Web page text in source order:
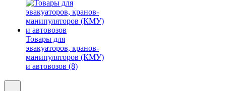
Товары для
эвакуаторов, кранов-
манипуляторов (КМУ)
и автовозов (8)